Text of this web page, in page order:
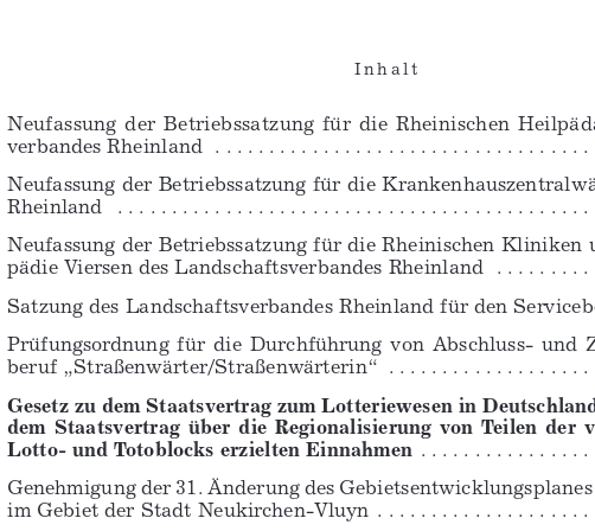
I n h a l t
Neufassung  der  Betriebssatzung  für  die  Rheinischen
verbandes Rheinland . . . . . . . . . . . . . . . . . . . . . . . . . . . . . . . . . .
Neufassung der Betriebssatzung für die
Rheinland
. . . . . . . . . . . . . . . . . . . . . . . . . . . . . . . . . . . . . . . . . . . .
Neufassung der Betriebssatzung für die Rheinischen
pädie Viersen des Landschaftsverbandes Rheinland
. . . . . . . . .
Satzung des Landschaftsverbandes Rheinland für den
Prüfungsordnung  für  die  Durchführung  von  Abschluss-  und
beruf „Straßenwärter/Straßenwärterin“  . . . . . . . . . . . . . . . . . . .
Gesetz zu dem Staatsvertrag zum Lotteriewesen in
dem  Staatsvertrag  über  die  Regionalisierung  von  Teilen  der
Lotto- und Totoblocks erzielten Einnahmen . . . . . . . . . . . . . . .
Genehmigung der 31. Änderung des
im Gebiet der Stadt Neukirchen-Vluyn  . . . . . . . . . . . . . . . . . . . .